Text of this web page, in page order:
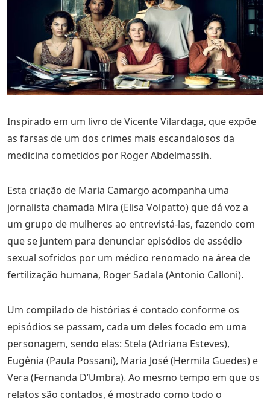
Inspirado em um livro de Vicente Vilardaga, que expõe
as farsas de um dos crimes mais escandalosos da
medicina cometidos por Roger Abdelmassih.
Esta criação de Maria Camargo acompanha uma
jornalista chamada Mira (Elisa Volpatto) que dá voz a
um grupo de mulheres ao entrevistá-las, fazendo com
que se juntem para denunciar episódios de assédio
sexual sofridos por um médico renomado na área de
fertilização humana, Roger Sadala (Antonio Calloni).
Um compilado de histórias é contado conforme os
episódios se passam, cada um deles focado em uma
personagem, sendo elas: Stela (Adriana Esteves),
Eugênia (Paula Possani), Maria José (Hermila Guedes) e
Vera (Fernanda D’Umbra). Ao mesmo tempo em que os
relatos são contados, é mostrado como todo o